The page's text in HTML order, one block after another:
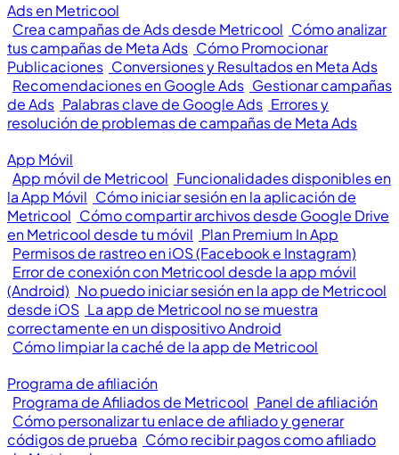
Ads en Metricool
Crea campañas de Ads desde Metricool Cómo analizar
tus campañas de Meta Ads Cómo Promocionar
Publicaciones Conversiones y Resultados en Meta Ads
Recomendaciones en Google Ads Gestionar campañas
de Ads Palabras clave de Google Ads Errores y
resolución de problemas de campañas de Meta Ads
App Móvil
App móvil de Metricool Funcionalidades disponibles en
la App Móvil Cómo iniciar sesión en la aplicación de
Metricool Cómo compartir archivos desde Google Drive
en Metricool desde tu móvil Plan Premium In App
Permisos de rastreo en iOS (Facebook e Instagram)
Error de conexión con Metricool desde la app móvil
(Android) No puedo iniciar sesión en la app de Metricool
desde iOS La app de Metricool no se muestra
correctamente en un dispositivo Android
Cómo limpiar la caché de la app de Metricool
Programa de afiliación
Programa de Afiliados de Metricool Panel de afiliación
Cómo personalizar tu enlace de afiliado y generar
códigos de prueba Cómo recibir pagos como afiliado